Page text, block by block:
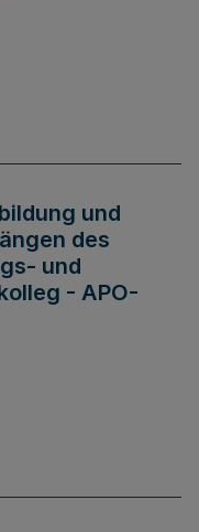
und
des
und
- APO-